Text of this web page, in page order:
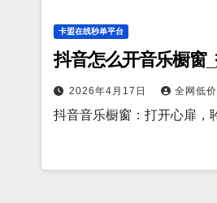
卡盟在线秒单平台
抖音怎么开音乐橱窗
2026年4月17日 全网低
抖音音乐橱窗：打开心扉